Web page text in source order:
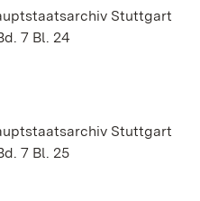
Stuttgart
7 Bl. 24
Stuttgart
7 Bl. 25